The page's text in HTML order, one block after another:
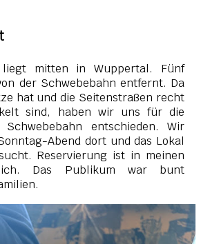
liegt mitten in Wuppertal. Fünf
der Schwebebahn entfernt. Da
hat und die Seitenstraßen recht
sind, haben wir uns für die
entschieden. Wir
Abend dort und das Lokal
Reservierung ist in meinen
Das Publikum war bunt